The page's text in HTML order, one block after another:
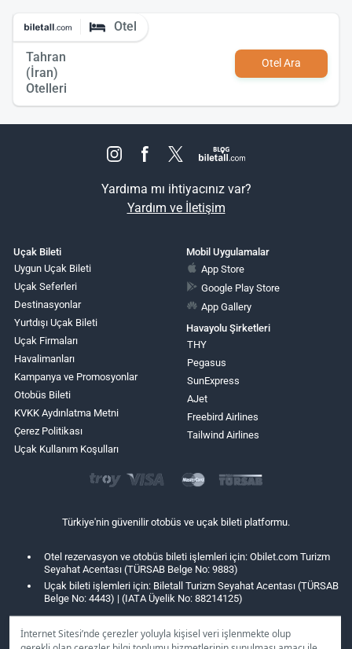
İnternet Sitesi’nde çerezler yoluyla kişisel veri işlenmekte olup
Otel
Tahran
(İran)
Otelleri
Otel Ara
Yardıma mı ihtiyacınız var?
Yardım ve İletişim
Uçak Bileti
Uygun Uçak Bileti
Uçak Seferleri
Destinasyonlar
Yurtdışı Uçak Bileti
Uçak Firmaları
Havalimanları
Kampanya ve Promosyonlar
Otobüs Bileti
KVKK Aydınlatma Metni
Çerez Politikası
Uçak Kullanım Koşulları
Mobil Uygulamalar
App Store
Google Play Store
App Gallery
Havayolu Şirketleri
THY
Pegasus
SunExpress
AJet
Freebird Airlines
Tailwind Airlines
Türkiye'nin güvenilir otobüs ve uçak bileti platformu.
Otel rezervasyon ve otobüs bileti işlemleri için: Obilet.com Turizm
Seyahat Acentası (TÜRSAB Belge No: 9883)
Uçak bileti işlemleri için: Biletall Turizm Seyahat Acentası (TÜRSAB
Belge No: 4443) | (IATA Üyelik No: 88214125)